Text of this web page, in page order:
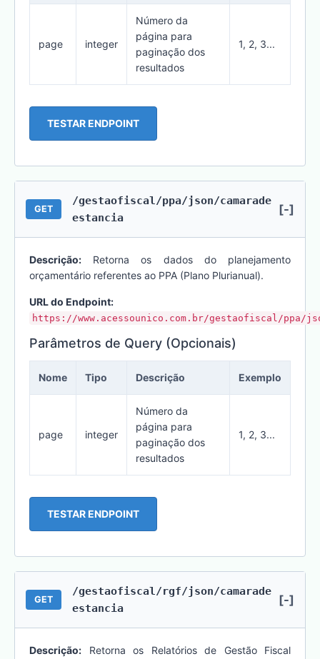
page integer
Número da
página para
paginação dos
resultados
1, 2, 3...
TESTAR ENDPOINT
GET
/gestaofiscal/ppa/json/camarade
estancia
[-]
Descrição: Retorna os dados do planejamento
orçamentário referentes ao PPA (Plano Plurianual).
URL do Endpoint:
https://www.acessounico.com.br/gestaofiscal/ppa/
Parâmetros de Query (Opcionais)
Nome Tipo Descrição Exemplo
page integer
Número da
página para
paginação dos
resultados
1, 2, 3...
TESTAR ENDPOINT
GET
/gestaofiscal/rgf/json/camarade
estancia
[-]
Descrição: Retorna os Relatórios de Gestão Fiscal